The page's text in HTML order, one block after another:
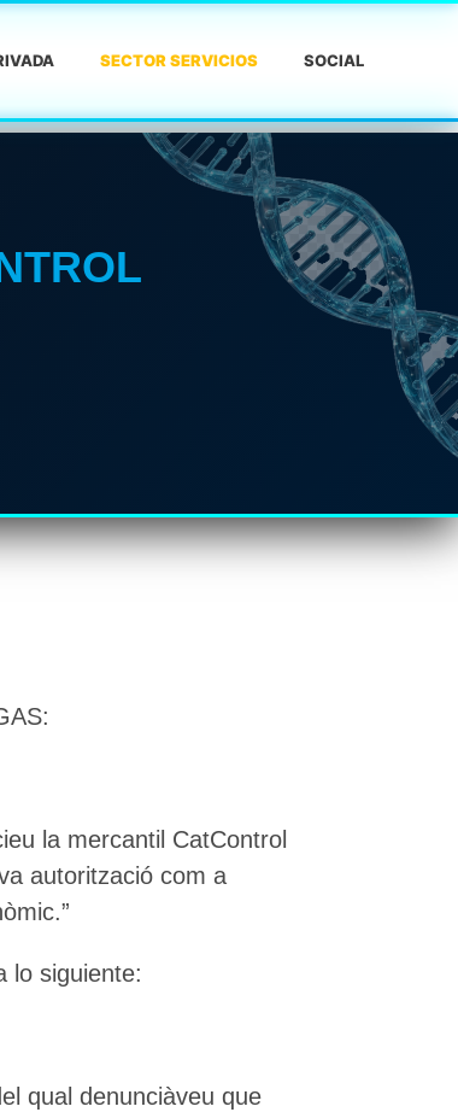
SECTOR SERVICIOS SOCIAL
la mercantil CatControl
autorització com a
lo siguiente:
qual denunciàveu que